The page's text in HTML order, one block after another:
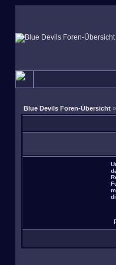
Blue Devils Foren-Übersicht